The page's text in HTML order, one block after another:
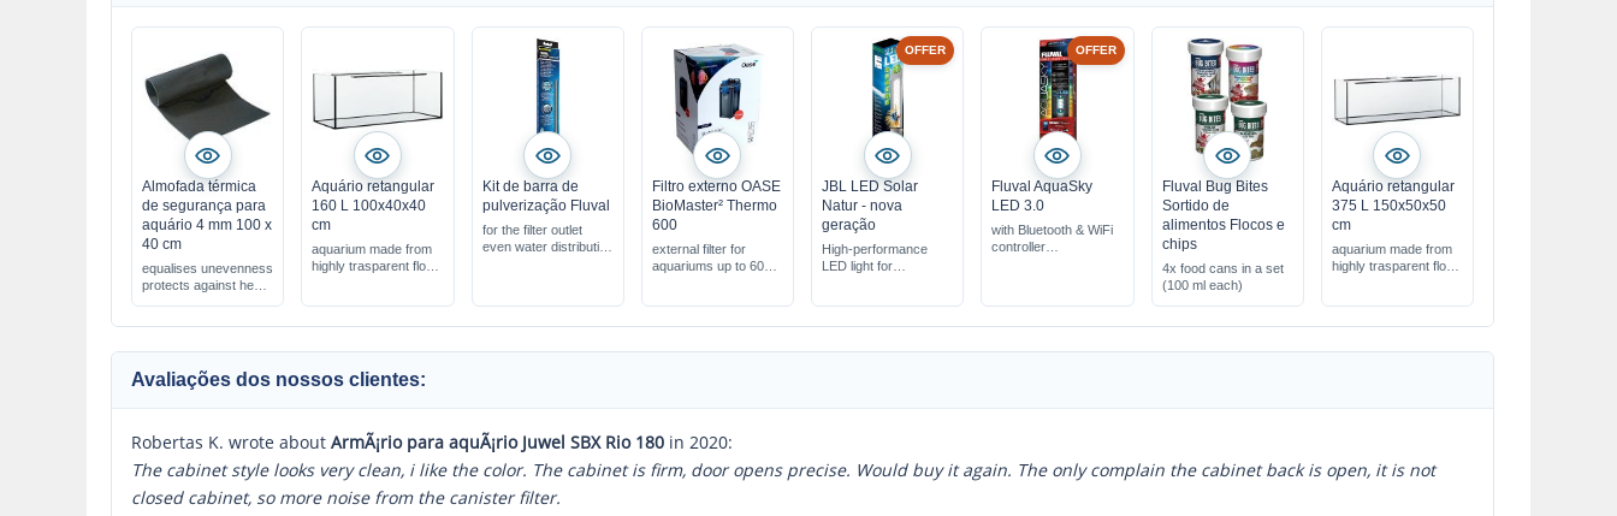
Almofada térmica
de segurança para
aquário 4 mm 100 x
40 cm
equalises unevenness
protects against heat
Aquário retangular
160 L 100x40x40
cm
aquarium made from
highly trasparent float
Kit de barra de
pulverização Fluval
for the filter outlet
even water distribution
Filtro externo OASE
BioMaster² Thermo
600
external filter for
aquariums up to 600 L
OFFER
JBL LED Solar
Natur - nova
geração
High-performance
LED light for
consumption (to 1st
OFFER
Fluval AquaSky
LED 3.0
with Bluetooth & WiFi
controller
Fluval Bug Bites
Sortido de
alimentos Flocos e
chips
4x food cans in a set
(100 ml each)
Aquário retangular
375 L 150x50x50
cm
aquarium made from
highly trasparent float
Avaliações dos nossos clientes:
Robertas K. wrote about ArmÃ¡rio para aquÃ¡rio Juwel SBX Rio 180 in 2020:
The cabinet style looks very clean, i like the color. The cabinet is firm, door opens precise. Would buy it again. The only complain the cabinet back is open, it is not
closed cabinet, so more noise from the canister filter.